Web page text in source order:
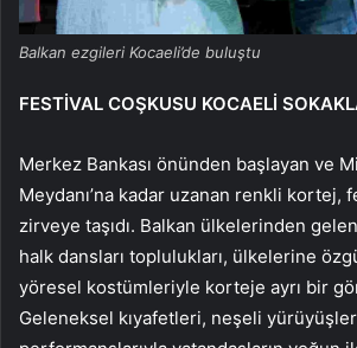
Balkan ezgileri Kocaeli’de buluştu
FESTİVAL COŞKUSU KOCAELİ
Merkez Bankası önünden başlayan ve
Meydanı’na kadar uzanan renkli kortej,
zirveye taşıdı. Balkan ülkelerinden
halk dansları toplulukları, ülkelerine
yöresel kostümleriyle korteje ayrı bir
Geleneksel kıyafetleri, neşeli